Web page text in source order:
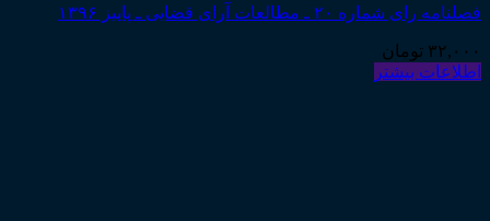
فصلنامه رای شماره ۲۰ ـ مطالعات آرای قضایی ـ پاییز ۱۳۹۶
۳۲,۰۰۰ تومان
اطلاعات بیشتر